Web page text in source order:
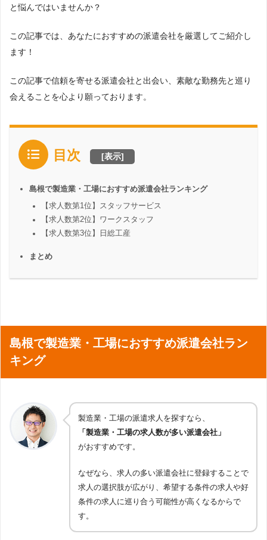
られれば得られるほど、理想の職場を見つけられる」と確信し、多く
と悩んではいませんか？
この記事では、あなたにおすすめの派遣会社を厳選してご紹介し
ます！
この記事で信頼を寄せる派遣会社と出会い、素敵な勤務先と巡り
会えることを心より願っております。
目次 [表示]
島根で製造業・工場におすすめ派遣会社ランキング
【求人数第1位】スタッフサービス
【求人数第2位】ワークスタッフ
【求人数第3位】日総工産
まとめ
島根で製造業・工場におすすめ派遣会社ラン
キング
製造業・工場の派遣求人を探すなら、
「製造業・工場の求人数が多い派遣会社」
がおすすめです。
なぜなら、求人の多い派遣会社に登録することで
求人の選択肢が広がり、希望する条件の求人や好
条件の求人に巡り合う可能性が高くなるからで
す。